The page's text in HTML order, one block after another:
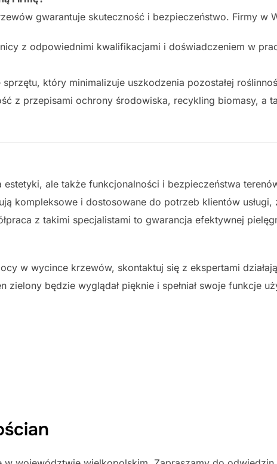
gwarantuje skuteczność i bezpieczeństwo. Firmy w
z odpowiednimi kwalifikacjami i doświadczeniem w
sprzętu, który minimalizuje uszkodzenia pozostałej
z przepisami ochrony środowiska, recykling biomasy, a
ale także funkcjonalności i bezpieczeństwa
kompleksowe i dostosowane do potrzeb klientów usługi,
z takimi specjalistami to gwarancja efektywnej
w wycince krzewów, skontaktuj się z ekspertami
zielony będzie wyglądał pięknie i spełniał swoje funkcje